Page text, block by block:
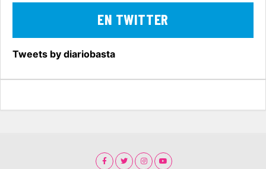
EN TWITTER
Tweets by diariobasta